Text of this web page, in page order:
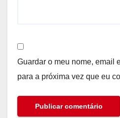
Guardar o meu nome, email
para a próxima vez que eu